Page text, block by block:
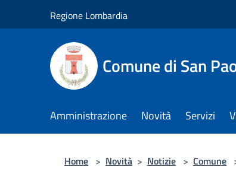
Regione Lombardia
Comune di San
Amministrazione Novità Servizi
Home > Novità > Notizie > Comune